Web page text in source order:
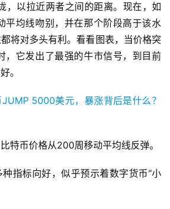
，以拉近两者之间的距离。现在，如
平均线吻别，并在那个阶段高于该水
将对多头有利。看看图表，当价格突
，它发出了最强的牛市信号，到目前
。
特币价格从200周移动平均线反弹。
指标向好，似乎预示着数字货币“小